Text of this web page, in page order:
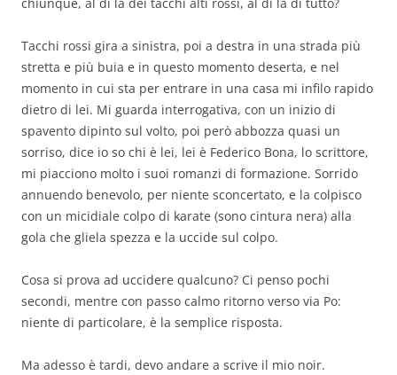
chiunque, al di là dei tacchi alti rossi, al di là di tutto?
Tacchi rossi gira a sinistra, poi a destra in una strada più
stretta e più buia e in questo momento deserta, e nel
momento in cui sta per entrare in una casa mi infilo rapido
dietro di lei. Mi guarda interrogativa, con un inizio di
spavento dipinto sul volto, poi però abbozza quasi un
sorriso, dice io so chi è lei, lei è Federico Bona, lo scrittore,
mi piacciono molto i suoi romanzi di formazione. Sorrido
annuendo benevolo, per niente sconcertato, e la colpisco
con un micidiale colpo di karate (sono cintura nera) alla
gola che gliela spezza e la uccide sul colpo.
Cosa si prova ad uccidere qualcuno? Ci penso pochi
secondi, mentre con passo calmo ritorno verso via Po:
niente di particolare, è la semplice risposta.
Ma adesso è tardi, devo andare a scrive il mio noir.